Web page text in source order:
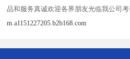
品和服务真诚欢迎各界朋友光临我公司考
m.a1151227205.b2b168.com